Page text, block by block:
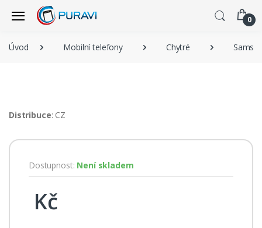
0
Úvod Mobilní telefony Chytré
Distribuce: CZ
Dostupnost: Není skladem
Kč